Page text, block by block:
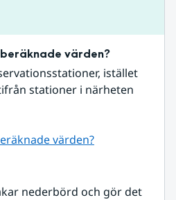
värden?
istället
stationer i närheten
värden?
nederbörd och gör det